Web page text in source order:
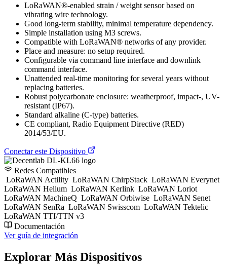
LoRaWAN®-enabled strain / weight sensor based on
vibrating wire technology.
Good long-term stability, minimal temperature dependency.
Simple installation using M3 screws.
Compatible with LoRaWAN® networks of any provider.
Place and measure: no setup required.
Configurable via command line interface and downlink
command interface.
Unattended real-time monitoring for several years without
replacing batteries.
Robust polycarbonate enclosure: weatherproof, impact-, UV-
resistant (IP67).
Standard alkaline (C-type) batteries.
CE compliant, Radio Equipment Directive (RED)
2014/53/EU.
Conectar este Dispositivo
Redes Compatibles
LoRaWAN Actility LoRaWAN ChirpStack LoRaWAN Everynet
LoRaWAN Helium LoRaWAN Kerlink LoRaWAN Loriot
LoRaWAN MachineQ LoRaWAN Orbiwise LoRaWAN Senet
LoRaWAN SenRa LoRaWAN Swisscom LoRaWAN Tektelic
LoRaWAN TTI/TTN v3
Documentación
Ver guía de integración
Explorar Más Dispositivos